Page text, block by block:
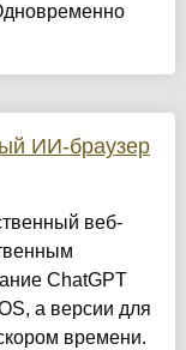
ИИ-браузер
веб-
ChatGPT
а версии для
времени.